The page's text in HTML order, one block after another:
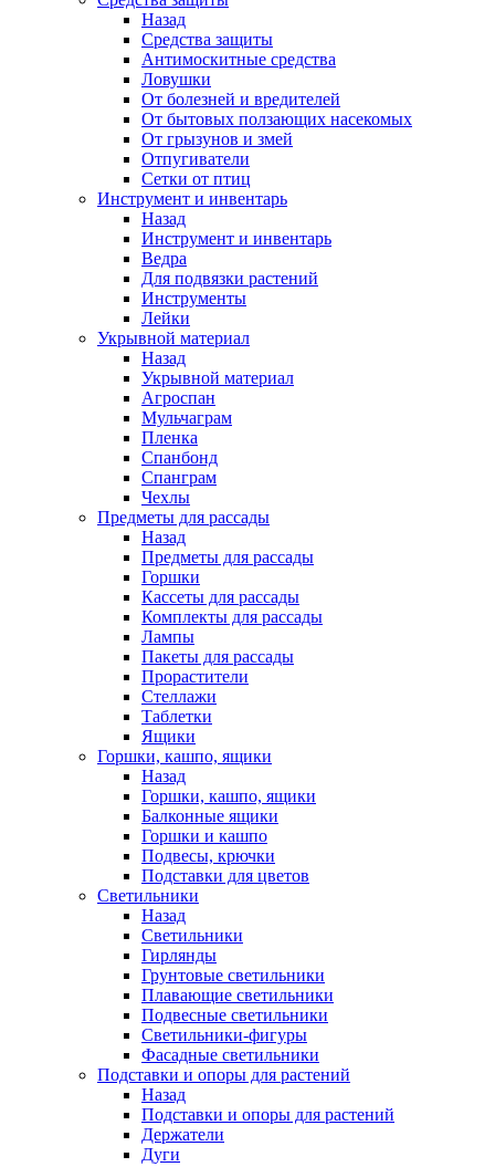
Назад
Средства защиты
Антимоскитные средства
Ловушки
От болезней и вредителей
От бытовых ползающих насекомых
От грызунов и змей
Отпугиватели
Сетки от птиц
Инструмент и инвентарь
Назад
Инструмент и инвентарь
Ведра
Для подвязки растений
Инструменты
Лейки
Укрывной материал
Назад
Укрывной материал
Агроспан
Мульчаграм
Пленка
Спанбонд
Спанграм
Чехлы
Предметы для рассады
Назад
Предметы для рассады
Горшки
Кассеты для рассады
Комплекты для рассады
Лампы
Пакеты для рассады
Прорастители
Стеллажи
Таблетки
Ящики
Горшки, кашпо, ящики
Назад
Горшки, кашпо, ящики
Балконные ящики
Горшки и кашпо
Подвесы, крючки
Подставки для цветов
Светильники
Назад
Светильники
Гирлянды
Грунтовые светильники
Плавающие светильники
Подвесные светильники
Светильники-фигуры
Фасадные светильники
Подставки и опоры для растений
Назад
Подставки и опоры для растений
Держатели
Дуги